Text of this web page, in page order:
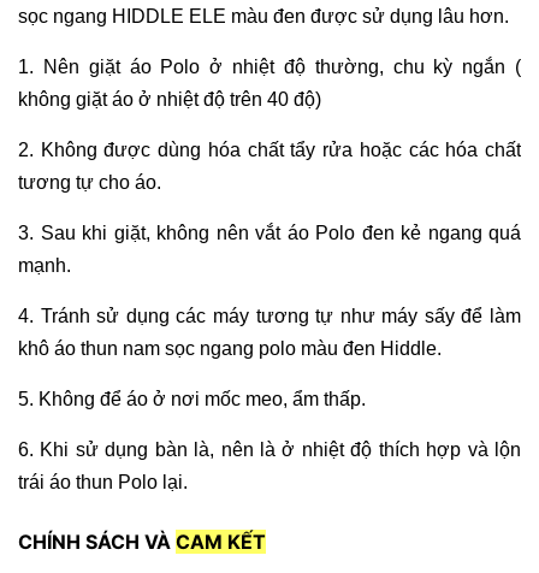
sọc ngang HIDDLE ELE màu đen được sử dụng lâu hơn.
1. Nên giặt áo Polo ở nhiệt độ thường, chu kỳ ngắn (
không giặt áo ở nhiệt độ trên 40 độ)
2. Không được dùng hóa chất tẩy rửa hoặc các hóa chất
tương tự cho áo.
3. Sau khi giặt, không nên vắt áo Polo đen kẻ ngang quá
mạnh.
4. Tránh sử dụng các máy tương tự như máy sấy để làm
khô áo thun nam sọc ngang polo màu đen Hiddle.
5. Không để áo ở nơi mốc meo, ẩm thấp.
6. Khi sử dụng bàn là, nên là ở nhiệt độ thích hợp và lộn
trái áo thun Polo lại.
CHÍNH SÁCH VÀ CAM KẾT